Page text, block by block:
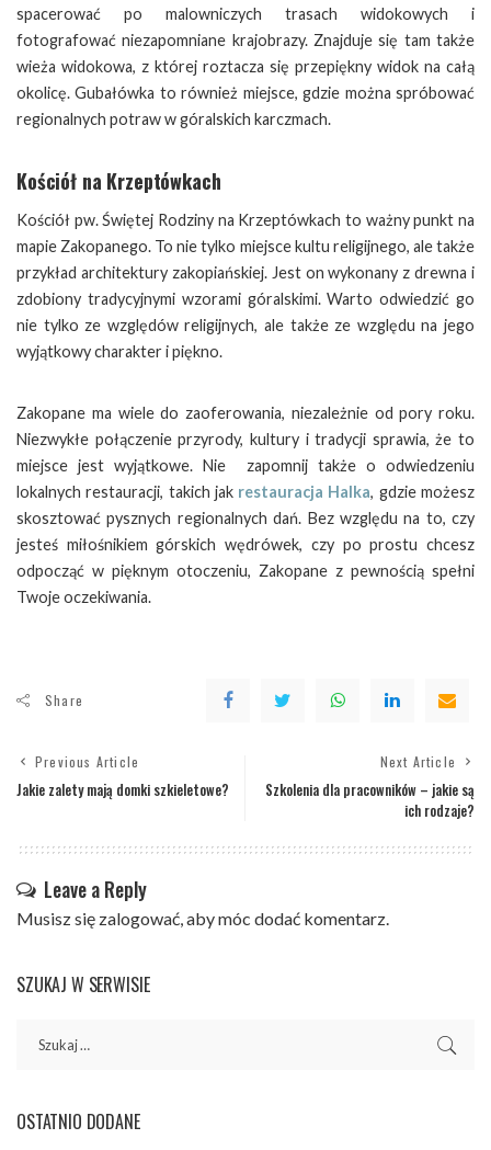
spacerować po malowniczych trasach widokowych i
fotografować niezapomniane krajobrazy. Znajduje się tam także
wieża widokowa, z której roztacza się przepiękny widok na całą
okolicę. Gubałówka to również miejsce, gdzie można spróbować
regionalnych potraw w góralskich karczmach.
Kościół na Krzeptówkach
Kościół pw. Świętej Rodziny na Krzeptówkach to ważny punkt na
mapie Zakopanego. To nie tylko miejsce kultu religijnego, ale także
przykład architektury zakopiańskiej. Jest on wykonany z drewna i
zdobiony tradycyjnymi wzorami góralskimi. Warto odwiedzić go
nie tylko ze względów religijnych, ale także ze względu na jego
wyjątkowy charakter i piękno.
Zakopane ma wiele do zaoferowania, niezależnie od pory roku.
Niezwykłe połączenie przyrody, kultury i tradycji sprawia, że to
miejsce jest wyjątkowe. Nie zapomnij także o odwiedzeniu
lokalnych restauracji, takich jak restauracja Halka, gdzie możesz
skosztować pysznych regionalnych dań. Bez względu na to, czy
jesteś miłośnikiem górskich wędrówek, czy po prostu chcesz
odpocząć w pięknym otoczeniu, Zakopane z pewnością spełni
Twoje oczekiwania.
Share
Previous Article
Jakie zalety mają domki szkieletowe?
Next Article
Szkolenia dla pracowników – jakie są
ich rodzaje?
Leave a Reply
Musisz się zalogować, aby móc dodać komentarz.
SZUKAJ W SERWISIE
OSTATNIO DODANE